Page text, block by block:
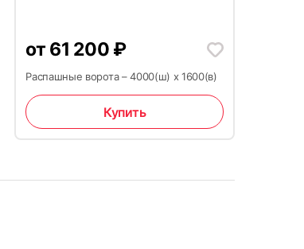
30от 61 200 ₽
Распашные ворота – 4000(ш) x 1600(в)
Купить